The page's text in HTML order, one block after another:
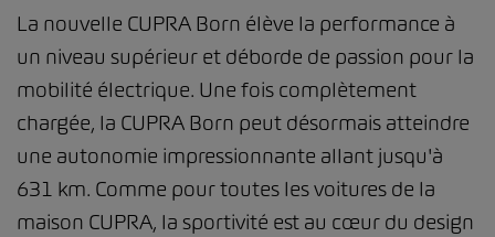
La nouvelle CUPRA Born élève la performance à
un niveau supérieur et déborde de passion pour la
mobilité électrique. Une fois complètement
chargée, la CUPRA Born peut désormais atteindre
une autonomie impressionnante allant jusqu'à
631 km. Comme pour toutes les voitures de la
maison CUPRA, la sportivité est au cœur du design